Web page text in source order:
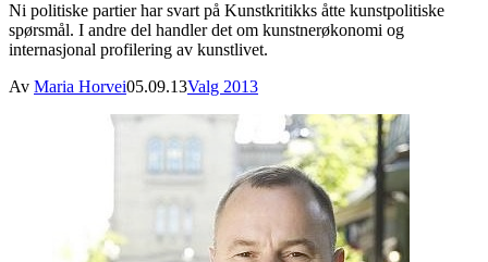
Ni politiske partier har svart på Kunstkritikks åtte kunstpolitiske
spørsmål. I andre del handler det om kunstnerøkonomi og
internasjonal profilering av kunstlivet.
Av Maria Horvei05.09.13Valg 2013